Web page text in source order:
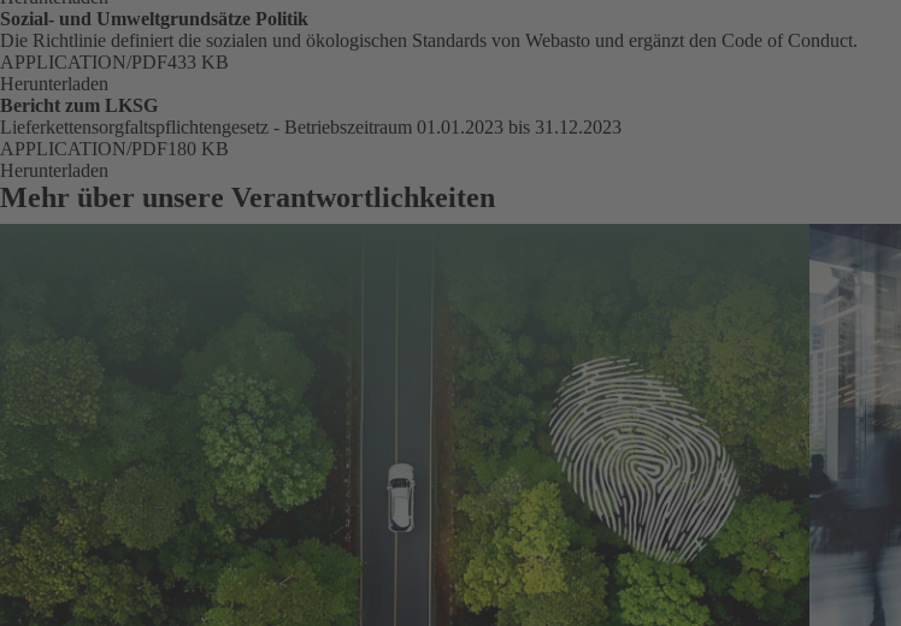
Sozial- und Umweltgrundsätze Politik
Die Richtlinie definiert die sozialen und ökologischen Standards von Webasto und ergänzt den Code of Conduct.
Größe
433 KB
FORMAT
APPLICATION/PDF
Herunterladen
Bericht zum LKSG
Lieferkettensorgfaltspflichtengesetz - Betriebszeitraum 01.01.2023 bis 31.12.2023
Größe
180 KB
FORMAT
APPLICATION/PDF
Herunterladen
Mehr über unsere Verantwortlichkeiten